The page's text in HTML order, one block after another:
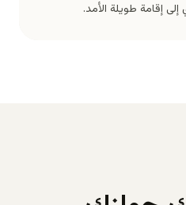
إقامة طويلة الأمد.